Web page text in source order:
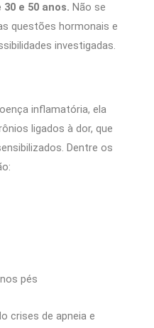
e 50 anos. Não se
questões hormonais e
investigadas.
inflamatória, ela
ligados à dor, que
Dentre os
pés
crises de apneia e